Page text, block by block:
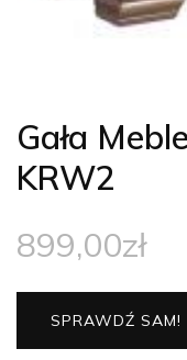
Gała
KRW2
899,00zł
SPRAWDŹ SAM!